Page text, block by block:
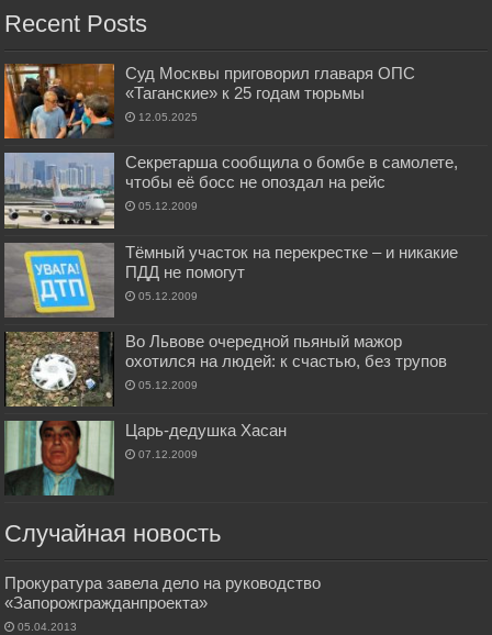
Recent Posts
Суд Москвы приговорил главаря ОПС
«Таганские» к 25 годам тюрьмы
12.05.2025
Секретарша сообщила о бомбе в самолете,
чтобы её босс не опоздал на рейс
05.12.2009
Тёмный участок на перекрестке – и никакие
ПДД не помогут
05.12.2009
Во Львове очередной пьяный мажор
охотился на людей: к счастью, без трупов
05.12.2009
Царь-дедушка Хасан
07.12.2009
Случайная новость
Прокуратура завела дело на руководство
«Запорожгражданпроекта»
05.04.2013